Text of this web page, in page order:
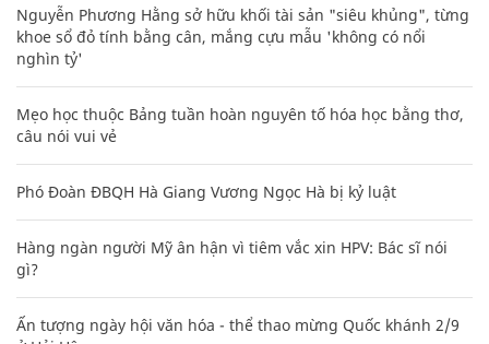
Nguyễn Phương Hằng sở hữu khối tài sản "siêu khủng", từng
khoe sổ đỏ tính bằng cân, mắng cựu mẫu 'không có nổi
nghìn tỷ'
Mẹo học thuộc Bảng tuần hoàn nguyên tố hóa học bằng thơ,
câu nói vui vẻ
Phó Đoàn ĐBQH Hà Giang Vương Ngọc Hà bị kỷ luật
Hàng ngàn người Mỹ ân hận vì tiêm vắc xin HPV: Bác sĩ nói
gì?
Ấn tượng ngày hội văn hóa - thể thao mừng Quốc khánh 2/9